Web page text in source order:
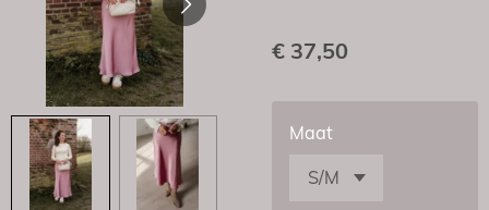
€ 37,50
Maat